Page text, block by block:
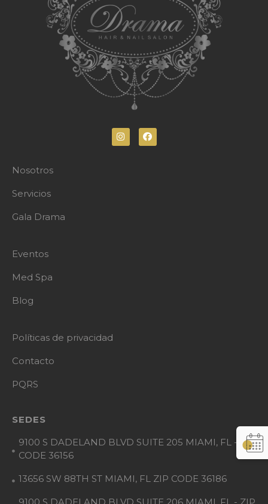
Nosotros
Servicios
Gala Drama
Eventos
Med Spa
Blog
Políticas de privacidad
Contacto
PQRS
SEDES
9100 S DADELAND BLVD SUITE 205 MIAMI, FL - ZIP
CODE 36156
13656 SW 88TH ST MIAMI, FL ZIP CODE 36186